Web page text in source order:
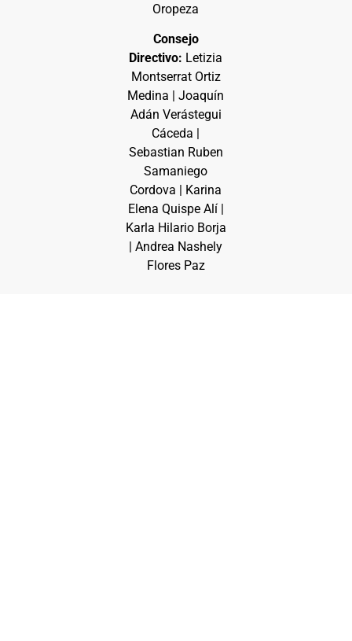
Oropeza
Consejo
Directivo: Letizia
Montserrat Ortiz
Medina | Joaquín
Adán Verástegui
Cáceda |
Sebastian Ruben
Samaniego
Cordova | Karina
Elena Quispe Alí |
Karla Hilario Borja
| Andrea Nashely
Flores Paz